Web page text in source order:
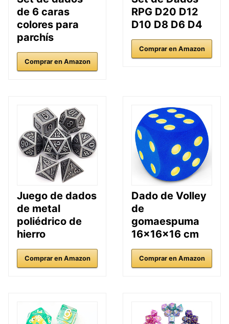
de 6 caras
colores para
parchís
Comprar en Amazon
RPG D20 D12
D10 D8 D6 D4
Comprar en Amazon
Juego de dados
de metal
poliédrico de
hierro
Comprar en Amazon
Dado de Volley
de
gomaespuma
16x16x16 cm
Comprar en Amazon